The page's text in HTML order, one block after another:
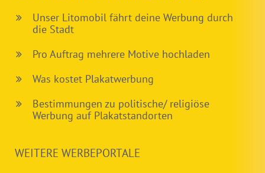
Unser Litomobil fährt deine Werbung durch
die Stadt
Pro Auftrag mehrere Motive hochladen
Was kostet Plakatwerbung
Bestimmungen zu politische/ religiöse
Werbung auf Plakatstandorten
WEITERE WERBEPORTALE